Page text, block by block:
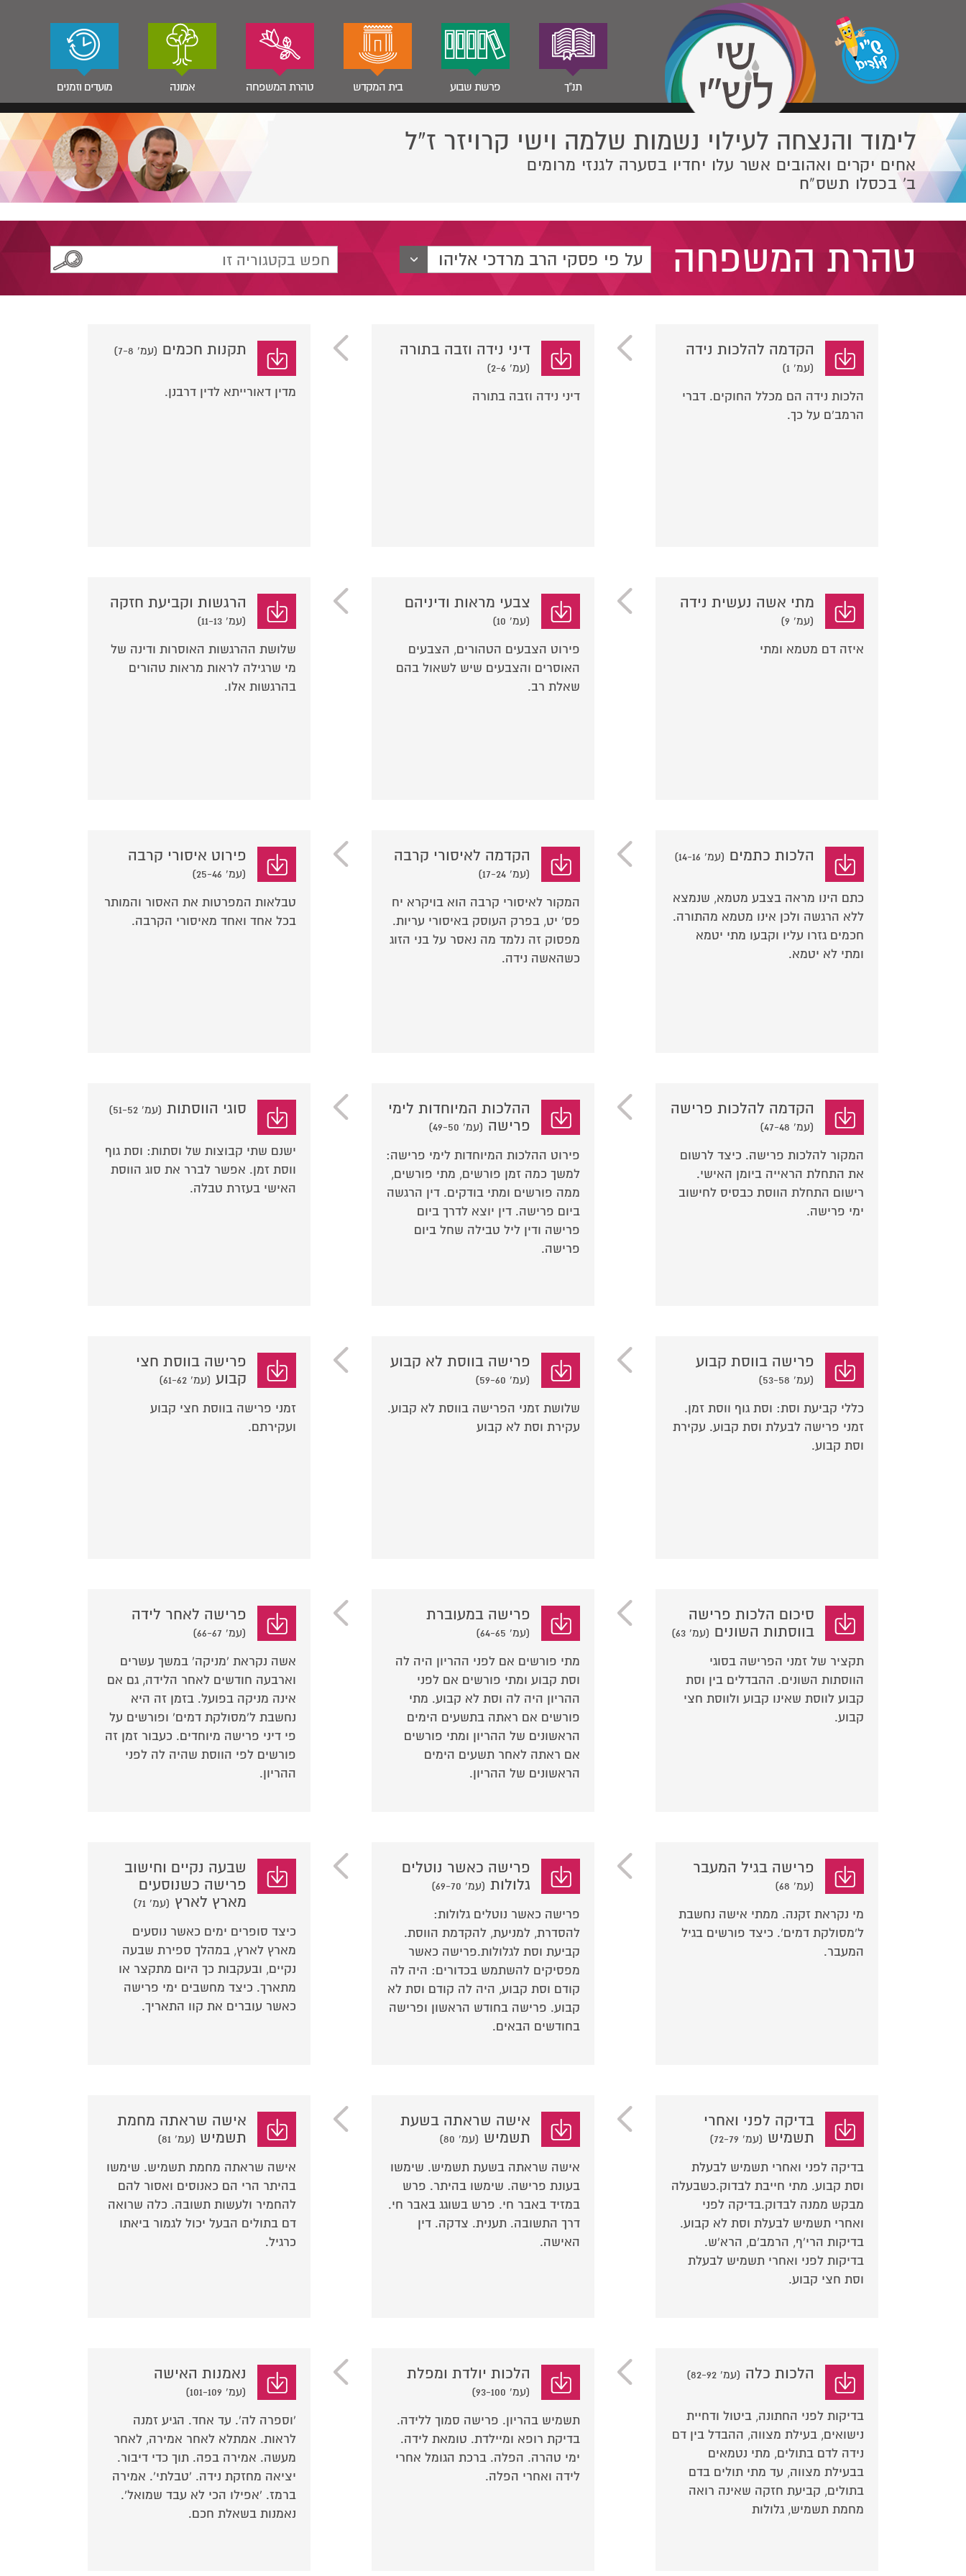
תנ"ך פרשת שבוע בית המקדש טהרת המשפחה אמונה מועדים וזמנים
לימוד והנצחה לעילוי נשמות שלמה וישי קרויזר ז”ל
אחים יקרים ואהובים אשר עלו יחדיו בסערה לגנזי מרומים
ב' בכסלו תשס”ח
טהרת המשפחה על פי פסקי הרב מרדכי אליהו
הקדמה להלכות נידה
(עמ' 1)
הלכות נידה הם מכלל החוקים. דברי
הרמב'ם על כך.
דיני נידה וזבה בתורה
(עמ' 2-6)
דיני נידה וזבה בתורה
תקנות חכמים (עמ' 7-8)
מדין דאורייתא לדין דרבנן.
מתי אשה נעשית נידה
(עמ' 9)
איזה דם מטמא ומתי
צבעי מראות ודיניהם
(עמ' 10)
פירוט הצבעים הטהורים, הצבעים
האוסרים והצבעים שיש לשאול בהם
שאלת רב.
הרגשות וקביעת חזקה
(עמ' 11-13)
שלושת ההרגשות האוסרות ודינה של
מי שרגילה לראות מראות טהורים
בהרגשות אלו.
הלכות כתמים (עמ' 14-16)
כתם הינו מראה בצבע מטמא, שנמצא
ללא הרגשה ולכן אינו מטמא מהתורה.
חכמים גזרו עליו וקבעו מתי יטמא
ומתי לא יטמא.
הקדמה לאיסורי קרבה
(עמ' 17-24)
המקור לאיסורי קרבה הוא בויקרא יח
פס' יט, בפרק העוסק באיסורי עריות.
מפסוק זה נלמד מה נאסר על בני הזוג
כשהאשה נידה.
פירוט איסורי קרבה
(עמ' 25-46)
טבלאות המפרטות את האסור והמותר
בכל אחד ואחד מאיסורי הקרבה.
הקדמה להלכות פרישה
(עמ' 47-48)
המקור להלכות פרישה. כיצד לרשום
את התחלת הראייה ביומן האישי.
רישום התחלת הווסת כבסיס לחישוב
ימי פרישה.
ההלכות המיוחדות לימי
פרישה (עמ' 49-50)
פירוט ההלכות המיוחדות לימי פרישה:
למשך כמה זמן פורשים, מתי פורשים,
ממה פורשים ומתי בודקים. דין הרגשה
ביום פרישה. דין יוצא לדרך ביום
פרישה ודין ליל טבילה שחל ביום
פרישה.
סוגי הווסתות (עמ' 51-52)
ישנם שתי קבוצות של וסתות: וסת גוף
ווסת זמן. אפשר לברר את סוג הווסת
האישי בעזרת טבלה.
פרישה בווסת קבוע
(עמ' 53-58)
כללי קביעת וסת: וסת גוף ווסת זמן.
זמני פרישה לבעלת וסת קבוע. עקירת
וסת קבוע.
פרישה בווסת לא קבוע
(עמ' 59-60)
שלושת זמני הפרישה בווסת לא קבוע.
עקירת וסת לא קבוע
פרישה בווסת חצי
קבוע (עמ' 61-62)
זמני פרישה בווסת חצי קבוע
ועקירתם.
סיכום הלכות פרישה
בווסתות השונים (עמ' 63)
תקציר של זמני הפרישה בסוגי
הווסתות השונים. ההבדלים בין וסת
קבוע לווסת שאינו קבוע ולווסת חצי
קבוע.
פרישה במעוברת
(עמ' 64-65)
מתי פורשים אם לפני ההריון היה לה
וסת קבוע ומתי פורשים אם לפני
ההריון היה לה וסת לא קבוע. מתי
פורשים אם ראתה בתשעים הימים
הראשונים של ההריון ומתי פורשים
אם ראתה לאחר תשעים הימים
הראשונים של ההריון.
פרישה לאחר לידה
(עמ' 66-67)
אשה נקראת 'מניקה' במשך עשרים
וארבעה חודשים לאחר הלידה, גם אם
אינה מניקה בפועל. בזמן זה היא
נחשבת ל'מסולקת דמים' ופורשים על
פי דיני פרישה מיוחדים. כעבור זמן זה
פורשים לפי הווסת שהיה לה לפני
ההריון.
פרישה בגיל המעבר
(עמ' 68)
מי נקראת זקנה. ממתי אישה נחשבת
ל'מסולקת דמים'. כיצד פורשים בגיל
המעבר.
פרישה כאשר נוטלים
גלולות (עמ' 69-70)
פרישה כאשר נוטלים גלולות:
להסדרת, למניעת, להקדמת הווסת.
קביעת וסת לגלולות.פרישה כאשר
מפסיקים להשתמש בכדורים: היה לה
קודם וסת קבוע, היה לה קודם וסת לא
קבוע. פרישה בחודש הראשון ופרישה
בחודשים הבאים.
שבעה נקיים וחישוב
פרישה כשנוסעים
מארץ לארץ (עמ' 71)
כיצד סופרים ימים כאשר נוסעים
מארץ לארץ, במהלך ספירת שבעה
נקיים, ובעקבות כך היום מתקצר או
מתארך. כיצד מחשבים ימי פרישה
כאשר עוברים את קוו התאריך.
בדיקה לפני ואחרי
תשמיש (עמ' 72-79)
בדיקה לפני ואחרי תשמיש לבעלת
וסת קבוע. מתי חייבת לבדוק.כשבעלה
מבקש ממנה לבדוק.בדיקה לפני
ואחרי תשמיש לבעלת וסת לא קבוע.
בדיקות הרי'ף, הרמב'ם, הרא'ש.
בדיקות לפני ואחרי תשמיש לבעלת
וסת חצי קבוע.
אישה שראתה בשעת
תשמיש (עמ' 80)
אישה שראתה בשעת תשמיש. שימשו
בעונת פרישה. שימשו בהיתר. פרש
במזיד באבר חי. פרש בשוגג באבר חי.
דרך התשובה. תענית. צדקה. דין
האישה.
אישה שראתה מחמת
תשמיש (עמ' 81)
אישה שראתה מחמת תשמיש. שימשו
בהיתר הרי הם כאנוסים ואסור להם
להחמיר ולעשות תשובה. כלה שרואה
דם בתולים הבעל יכול לגמור ביאתו
כרגיל.
הלכות כלה (עמ' 82-92)
בדיקות לפני החתונה, ביטול ודחיית
נישואים, בעילת מצווה, ההבדל בין דם
נידה לדם בתולים, מתי נטמאים
בבעילת מצווה, עד מתי תולים בדם
בתולים, קביעת חזקה שאינה רואה
מחמת תשמיש, גלולות
הלכות יולדת ומפלת
(עמ' 93-100)
תשמיש בהריון. פרישה סמוך ללידה.
בדיקת רופא ומיילדת. טומאת לידה.
ימי טהרה. הפלה. ברכת הגומל אחרי
לידה ואחרי הפלה.
נאמנות האישה
(עמ' 101-109)
'וספרה לה'. עד אחד. הגיע זמנה
לראות. אמתלא לאחר אמירה, לאחר
מעשה. אמירה בפה. תוך כדי דיבור.
יציאה מחזקת נידה. 'טבלתי'. אמירה
ברמז. 'אפילו הכי לא עבד שמואל'.
נאמנות בשאלת חכם.